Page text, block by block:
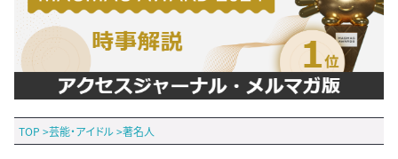
TOP >芸能・アイドル>著名人